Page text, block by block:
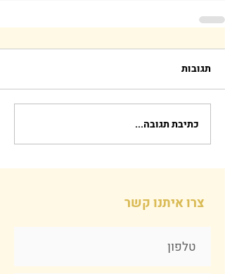
תגובות
כתיבת תגובה...
צרו איתנו קשר